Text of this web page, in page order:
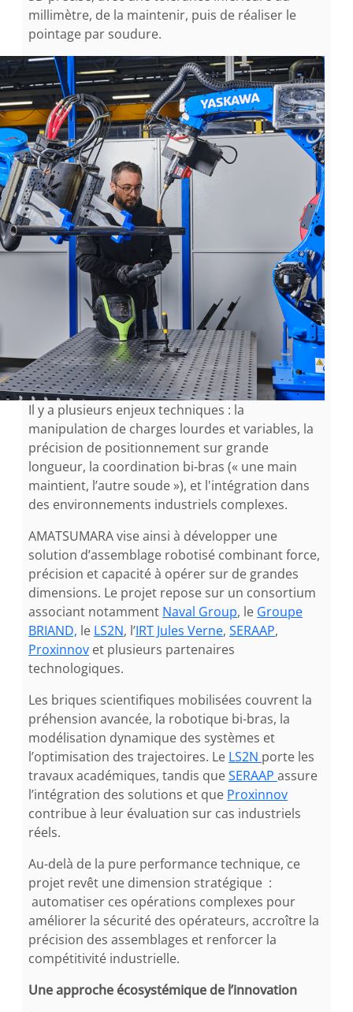
millimètre, de la maintenir, puis de réaliser le
pointage par soudure.
Il y a plusieurs enjeux techniques : la
manipulation de charges lourdes et variables, la
précision de positionnement sur grande
longueur, la coordination bi-bras (« une main
maintient, l’autre soude »), et l'intégration dans
des environnements industriels complexes.
AMATSUMARA vise ainsi à développer une
solution d’assemblage robotisé combinant force,
précision et capacité à opérer sur de grandes
dimensions. Le projet repose sur un consortium
associant notamment Naval Group, le Groupe
BRIAND, le LS2N, l’IRT Jules Verne, SERAAP,
Proxinnov et plusieurs partenaires
technologiques.
Les briques scientifiques mobilisées couvrent la
préhension avancée, la robotique bi-bras, la
modélisation dynamique des systèmes et
l’optimisation des trajectoires. Le LS2N porte les
travaux académiques, tandis queSERAAP assure
l’intégration des solutions et que Proxinnov
contribue à leur évaluation sur cas industriels
réels.
Au-delà de la pure performance technique, ce
projet revêt une dimension stratégique :
automatiser ces opérations complexes pour
améliorer la sécurité des opérateurs, accroître la
précision des assemblages et renforcer la
compétitivité industrielle.
Une approche écosystémique de l’innovation